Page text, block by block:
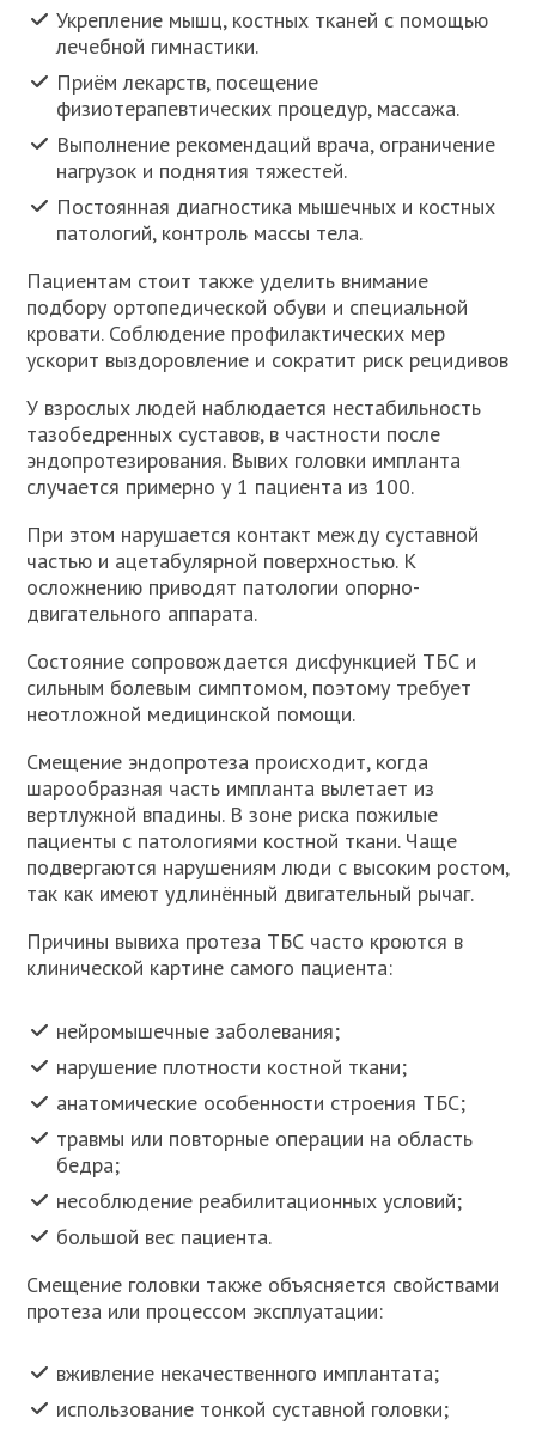
Укрепление мышц, костных тканей с помощью
лечебной гимнастики.
Приём лекарств, посещение
физиотерапевтических процедур, массажа.
Выполнение рекомендаций врача, ограничение
нагрузок и поднятия тяжестей.
Постоянная диагностика мышечных и костных
патологий, контроль массы тела.
Пациентам стоит также уделить внимание
подбору ортопедической обуви и специальной
кровати. Соблюдение профилактических мер
ускорит выздоровление и сократит риск рецидивов
У взрослых людей наблюдается нестабильность
тазобедренных суставов, в частности после
эндопротезирования. Вывих головки импланта
случается примерно у 1 пациента из 100.
При этом нарушается контакт между суставной
частью и ацетабулярной поверхностью. К
осложнению приводят патологии опорно-
двигательного аппарата.
Состояние сопровождается дисфункцией ТБС и
сильным болевым симптомом, поэтому требует
неотложной медицинской помощи.
Смещение эндопротеза происходит, когда
шарообразная часть импланта вылетает из
вертлужной впадины. В зоне риска пожилые
пациенты с патологиями костной ткани. Чаще
подвергаются нарушениям люди с высоким ростом,
так как имеют удлинённый двигательный рычаг.
Причины вывиха протеза ТБС часто кроются в
клинической картине самого пациента:
нейромышечные заболевания;
нарушение плотности костной ткани;
анатомические особенности строения ТБС;
травмы или повторные операции на область
бедра;
несоблюдение реабилитационных условий;
большой вес пациента.
Смещение головки также объясняется свойствами
протеза или процессом эксплуатации:
вживление некачественного имплантата;
использование тонкой суставной головки;